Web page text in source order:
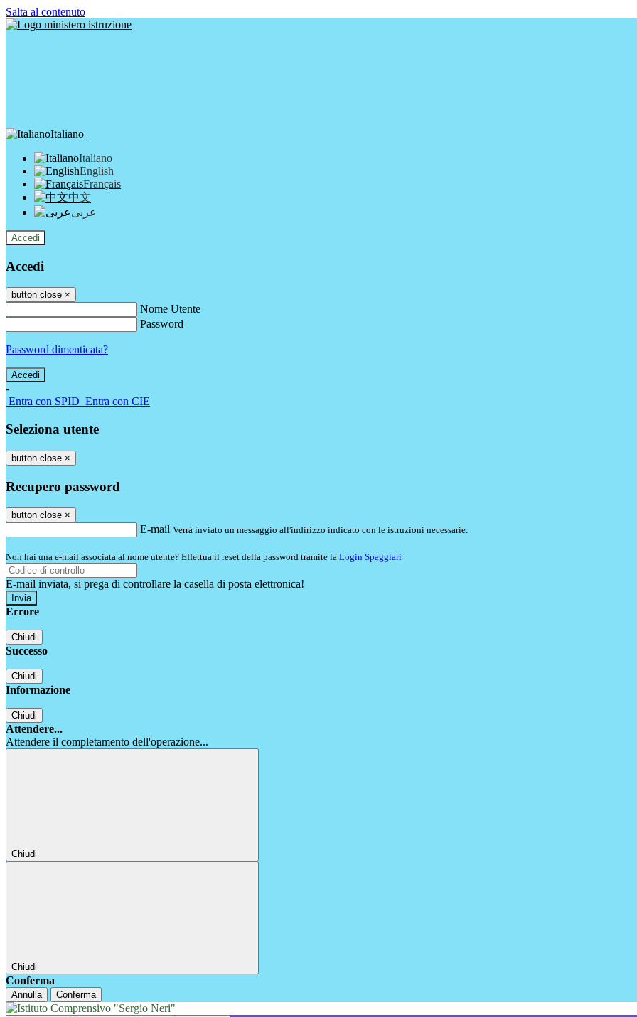
Salta al contenuto
Italiano
Italiano
English
Français
中文
عربى
Accedi
Accedi
button close ×
Nome Utente
Password
Password dimenticata?
-
Entra con SPID Entra con CIE
Seleziona utente
button close ×
Recupero password
button close ×
E-mail Verrà inviato un messaggio all'indirizzo indicato con le istruzioni necessarie.
Non hai una e-mail associata al nome utente? Effettua il reset della password tramite la Login Spaggiari
E-mail inviata, si prega di controllare la casella di posta elettronica!
Errore
Chiudi
Successo
Chiudi
Informazione
Chiudi
Attendere...
Attendere il completamento dell'operazione...
Chiudi
Chiudi
Conferma
Annulla Conferma